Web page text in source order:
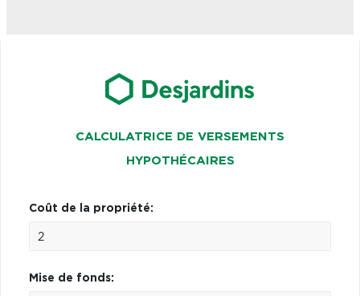
CALCULATRICE DE VERSEMENTS
HYPOTHÉCAIRES
Coût de la propriété:
Mise de fonds: